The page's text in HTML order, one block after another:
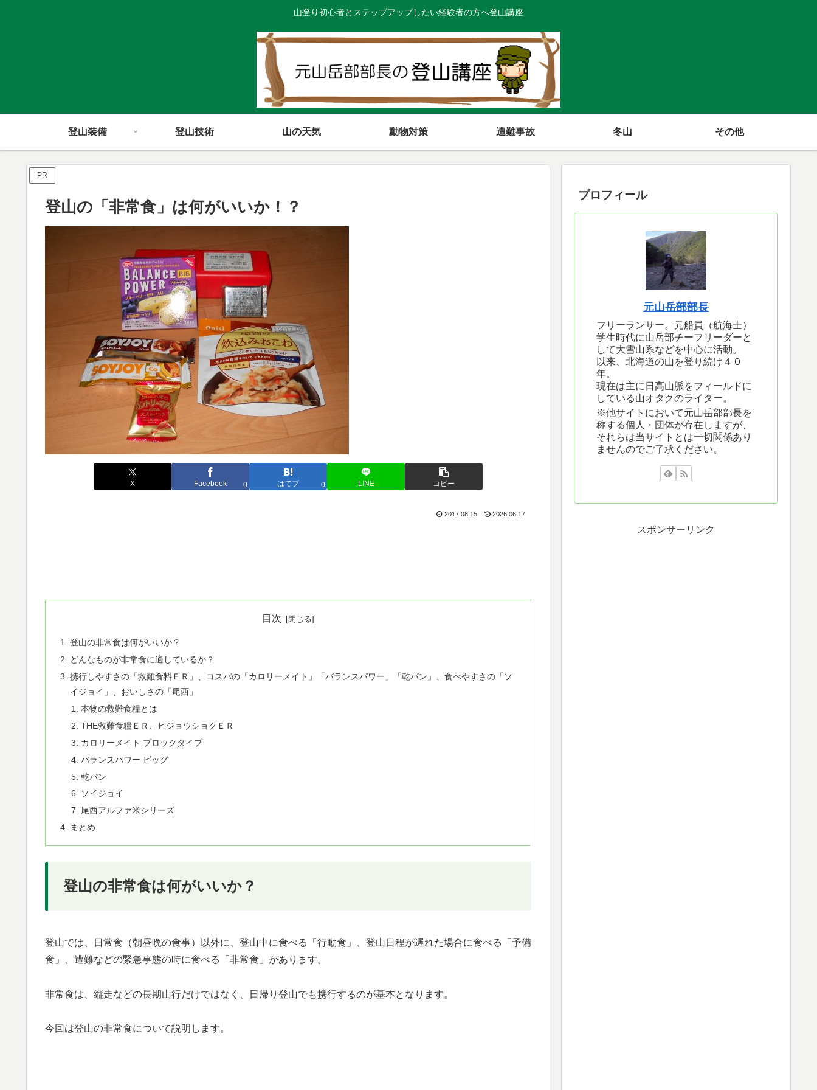
山登り初心者とステップアップしたい経験者の方へ登山講座
登山装備 登山技術 山の天気 動物対策 遭難事故 冬山 その他
PR
登山の「非常食」は何がいいか！？
X Facebook 0 はてブ 0 LINE コピー
2017.08.15 2026.06.17
目次
登山の非常食は何がいいか？
どんなものが非常食に適しているか？
携行しやすさの「救難食料ＥＲ」、コスパの「カロリーメイト」「バランスパワー」「乾パン」、食べやすさの「ソ
イジョイ」、おいしさの「尾西」
本物の救難食糧とは
THE救難食糧ＥＲ、ヒジョウショクＥＲ
カロリーメイト ブロックタイプ
バランスパワー ビッグ
乾パン
ソイジョイ
尾西アルファ米シリーズ
まとめ
登山の非常食は何がいいか？
登山では、日常食（朝昼晩の食事）以外に、登山中に食べる「行動食」、登山日程が遅れた場合に食べる「予備
食」、遭難などの緊急事態の時に食べる「非常食」があります。
非常食は、縦走などの長期山行だけではなく、日帰り登山でも携行するのが基本となります。
今回は登山の非常食について説明します。
プロフィール
元山岳部部長
フリーランサー。元船員（航海士）
学生時代に山岳部チーフリーダーと
して大雪山系などを中心に活動。
以来、北海道の山を登り続け４０
年。
現在は主に日高山脈をフィールドに
している山オタクのライター。
※他サイトにおいて元山岳部部長を
称する個人・団体が存在しますが、
それらは当サイトとは一切関係あり
ませんのでご了承ください。
スポンサーリンク